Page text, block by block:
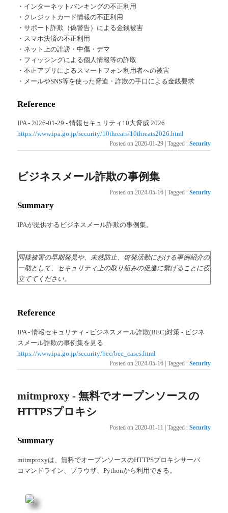
・インターネットバンキングの不正利用
・クレジットカード情報の不正利用
・サポート詐欺（偽警告）による金銭被害
・スマホ決済の不正利用
・ネット上の誹謗・中傷・デマ
・フィッシングによる個人情報等の詐取
・不正アプリによるスマートフォン利用者への被害
・メールやSNS等を使った脅迫・詐欺の手口による金銭要求
Reference
IPA - 2026-01-29 - 情報セキュリティ10大脅威 2026
https://www.ipa.go.jp/security/10threats/10threats2026.html
Posted on 2026-01-29 Tagged : Security
ビジネスメール詐欺の事例集
Posted on 2024-05-16 Tagged : Security
Summary
IPAが提供するビジネスメール詐欺の事例集。
同様被害の早期発見や、未然防止、啓発活動における事例紹介の
一助として、セキュリティ上の取り組みの促進に繋げることに役
立ててください。
Reference
IPA - 情報セキュリティ - ビジネスメール詐欺(BEC)対策 - ビジネ
スメール詐欺の事例集を見る
https://www.ipa.go.jp/security/bec/bec_cases.html
Posted on 2024-05-16 | Tagged : Security
mitmproxy - 無料でオープンソースの
HTTPSプロキシ
Posted on 2020-01-11 Tagged : Security
Summary
mitmproxyは、無料でオープンソースのHTTPSプロキシサーバ
コマンドライン、ブラウザ、Pythonから利用できる。